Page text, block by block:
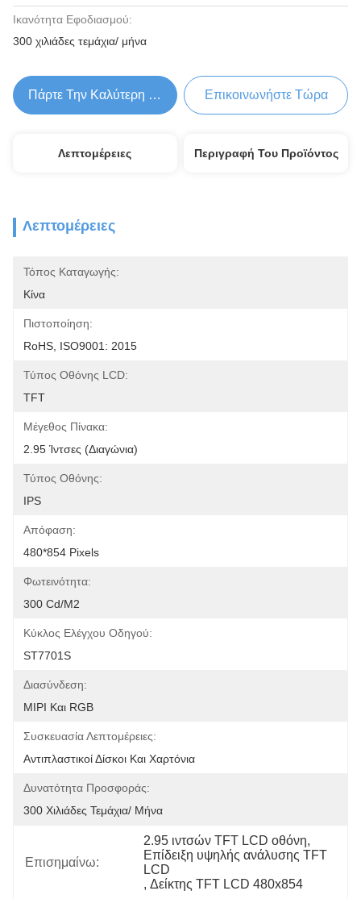
Ικανότητα Εφοδιασμού:
300 χιλιάδες τεμάχια/ μήνα
Πάρτε Την Καλύτερη Τιμή Επικοινωνήστε Τώρα
Λεπτομέρειες Περιγραφή Του Προϊόντος
Λεπτομέρειες
Τόπος Καταγωγής:
Κίνα
Πιστοποίηση:
RoHS, ISO9001: 2015
Τύπος Οθόνης LCD:
TFT
Μέγεθος Πίνακα:
2.95 Ίντσες (διαγώνια)
Τύπος Οθόνης:
IPS
Απόφαση:
480*854 Pixels
Φωτεινότητα:
300 Cd/m2
Κύκλος Ελέγχου Οδηγού:
ST7701S
Διασύνδεση:
MIPI Και RGB
Συσκευασία Λεπτομέρειες:
Αντιπλαστικοί Δίσκοι Και Χαρτόνια
Δυνατότητα Προσφοράς:
300 Χιλιάδες Τεμάχια/ Μήνα
Επισημαίνω:
2.95 ιντσών TFT LCD οθόνη,
Επίδειξη υψηλής ανάλυσης TFT
LCD
, Δείκτης TFT LCD 480x854